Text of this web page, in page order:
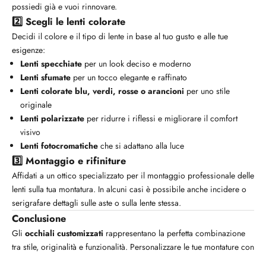
possiedi già e vuoi rinnovare.
2️⃣ Scegli le lenti colorate
Decidi il colore e il tipo di lente in base al tuo gusto e alle tue
esigenze:
Lenti specchiate per un look deciso e moderno
Lenti sfumate per un tocco elegante e raffinato
Lenti colorate blu, verdi, rosse o arancioni per uno stile
originale
Lenti polarizzate per ridurre i riflessi e migliorare il comfort
visivo
Lenti fotocromatiche che si adattano alla luce
3️⃣ Montaggio e rifiniture
Affidati a un ottico specializzato per il montaggio professionale delle
lenti sulla tua montatura. In alcuni casi è possibile anche incidere o
serigrafare dettagli sulle aste o sulla lente stessa.
Conclusione
Gli occhiali customizzati rappresentano la perfetta combinazione
tra stile, originalità e funzionalità. Personalizzare le tue montature con